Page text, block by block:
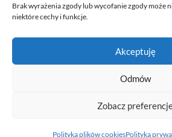
Brak wyrażenia zgody lub wycofanie zgody może
niektóre cechy i funkcje.
Akceptuję
Odmów
Zobacz
Polityka plików cookiesPolityka
© 2026 Only You - portal dla kobiet
opracowanie:AZDOBRESTRONY
Polityka prywatności i
Polityka plików